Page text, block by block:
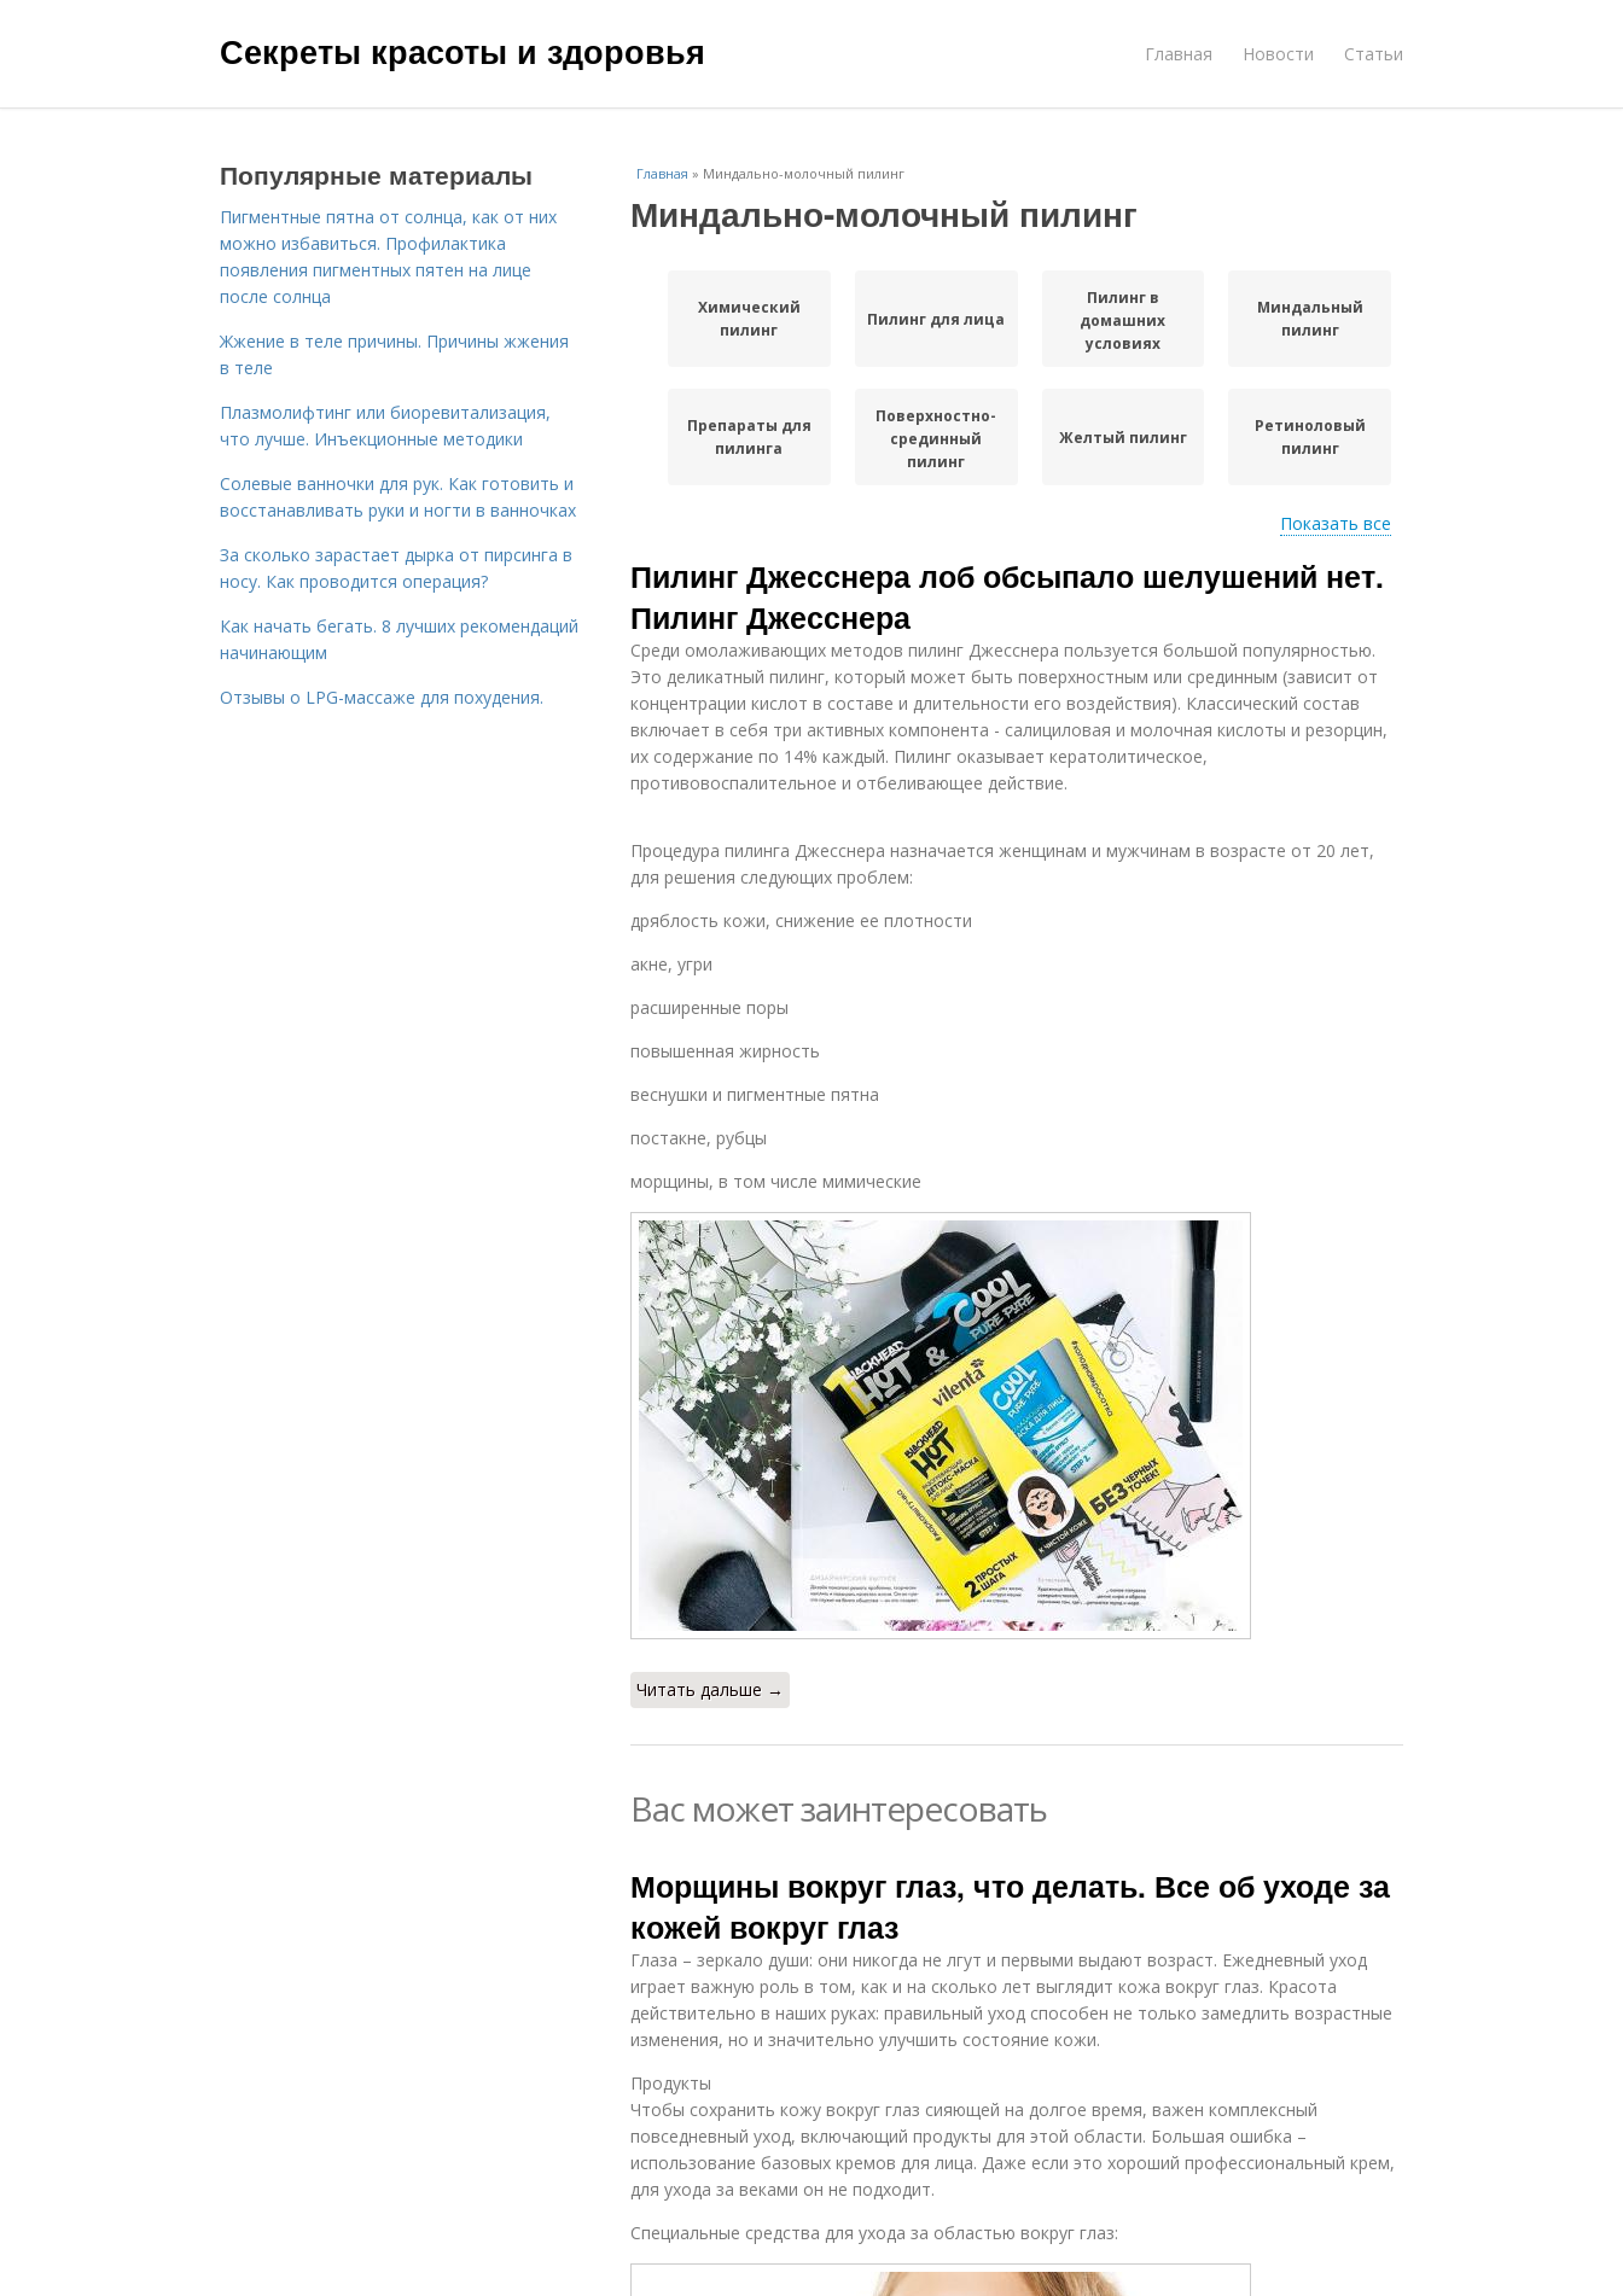
Секреты красоты и здоровья Главная Новости Статьи
Главная » Миндально-молочный пилинг
Миндально-молочный пилинг
Химический
пилинг
Пилинг для лица
Пилинг в
домашних
условиях
Миндальный
пилинг
Препараты для
пилинга
Поверхностно-
срединный
пилинг
Желтый пилинг
Ретиноловый
пилинг
пилинг
пилинг
Показать все
Пилинг Джесснера лоб обсыпало шелушений нет.
Пилинг Джесснера
Среди омолаживающих методов пилинг Джесснера пользуется большой популярностью.
Это деликатный пилинг, который может быть поверхностным или срединным (зависит от
концентрации кислот в составе и длительности его воздействия). Классический состав
включает в себя три активных компонента - салициловая и молочная кислоты и резорцин,
их содержание по 14% каждый. Пилинг оказывает кератолитическое,
противовоспалительное и отбеливающее действие.
Процедура пилинга Джесснера назначается женщинам и мужчинам в возрасте от 20 лет,
для решения следующих проблем:
дряблость кожи, снижение ее плотности
акне, угри
расширенные поры
повышенная жирность
веснушки и пигментные пятна
постакне, рубцы
морщины, в том числе мимические
Читать дальше →
Вас может заинтересовать
Морщины вокруг глаз, что делать. Все об уходе за
кожей вокруг глаз
Глаза – зеркало души: они никогда не лгут и первыми выдают возраст. Ежедневный уход
играет важную роль в том, как и на сколько лет выглядит кожа вокруг глаз. Красота
действительно в наших руках: правильный уход способен не только замедлить возрастные
изменения, но и значительно улучшить состояние кожи.
Продукты
Чтобы сохранить кожу вокруг глаз сияющей на долгое время, важен комплексный
повседневный уход, включающий продукты для этой области. Большая ошибка –
использование базовых кремов для лица. Даже если это хороший профессиональный крем,
для ухода за веками он не подходит.
Специальные средства для ухода за областью вокруг глаз:
Популярные материалы
Пигментные пятна от солнца, как от них
можно избавиться. Профилактика
появления пигментных пятен на лице
после солнца
Жжение в теле причины. Причины жжения
в теле
Плазмолифтинг или биоревитализация,
что лучше. Инъекционные методики
Солевые ванночки для рук. Как готовить и
восстанавливать руки и ногти в ванночках
За сколько зарастает дырка от пирсинга в
носу. Как проводится операция?
Как начать бегать. 8 лучших рекомендаций
начинающим
Отзывы о LPG-массаже для похудения.